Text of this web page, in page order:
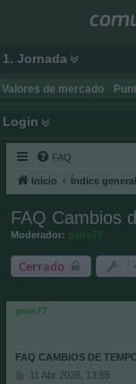
1. Jornada
Valores de mercado
Login
FAQ
Inicio Índice general
FAQ Cambios
Moderador: gsus77
Cerrado
gsus77
FAQ CAMBIOS DE
M11 Abr 2026, 13:55